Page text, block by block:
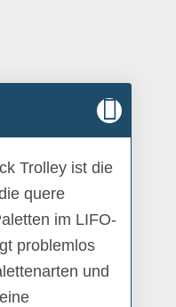
Trolley ist die
quere
im LIFO-
problemlos
und